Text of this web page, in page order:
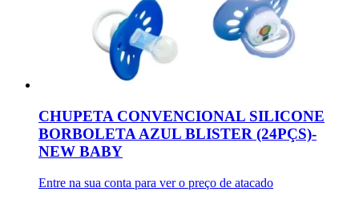
CHUPETA CONVENCIONAL SILICONE
BORBOLETA AZUL BLISTER (24PÇS)-
NEW BABY
Entre na sua conta para ver o preço de atacado